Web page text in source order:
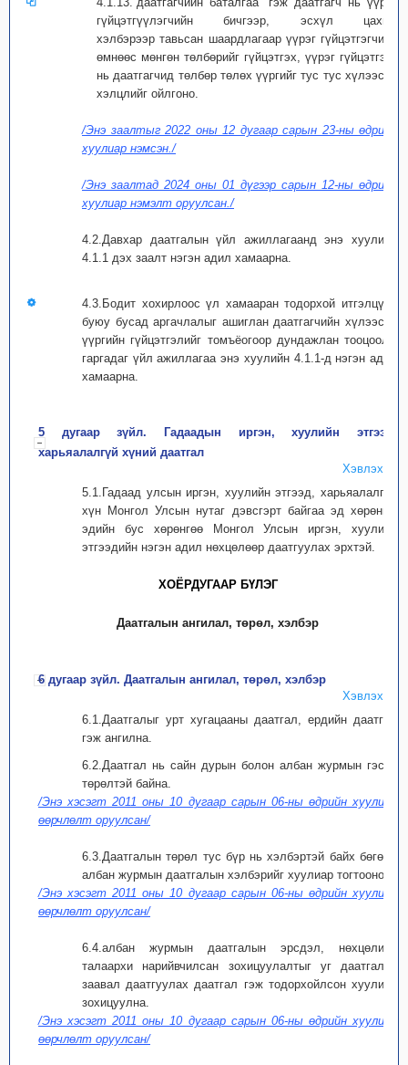
гүйцэтгүүлэгчийн бичгээр, эсхүл цахим
хэлбэрээр тавьсан шаардлагаар үүрэг гүйцэтгэгчийн
өмнөөс мөнгөн төлбөрийг гүйцэтгэх, үүрэг гүйцэтгэгч
нь даатгагчид төлбөр төлөх үүргийг тус тус хүлээсэн
хэлцлийг ойлгоно.
/Энэ заалтыг 2022 оны 12 дугаар сарын 23-ны өдрийн
хуулиар нэмсэн./
/Энэ заалтад 2024 оны 01 дүгээр сарын 12-ны өдрийн
хуулиар нэмэлт оруулсан./
4.2.Давхар даатгалын үйл ажиллагаанд энэ хуулийн
4.1.1 дэх заалт нэгэн адил хамаарна.
4.3.Бодит хохирлоос үл хамааран тодорхой итгэлцүүр
буюу бусад аргачлалыг ашиглан даатгагчийн хүлээсэн
үүргийн гүйцэтгэлийг томъёогоор дундажлан тооцоолж
гаргадаг үйл ажиллагаа энэ хуулийн 4.1.1-д нэгэн адил
хамаарна.
5 дугаар зүйл. Гадаадын иргэн, хуулийн этгээд,
харьяалалгүй хүний даатгал
Хэвлэх
5.1.Гадаад улсын иргэн, хуулийн этгээд, харьяалалгүй
хүн Монгол Улсын нутаг дэвсгэрт байгаа эд хөрөнгө,
эдийн бус хөрөнгөө Монгол Улсын иргэн, хуулийн
этгээдийн нэгэн адил нөхцөлөөр даатгуулах эрхтэй.
ХОЁРДУГААР БҮЛЭГ
Даатгалын ангилал, төрөл, хэлбэр
6 дугаар зүйл. Даатгалын ангилал, төрөл, хэлбэр
Хэвлэх
6.1.Даатгалыг урт хугацааны даатгал, ердийн даатгал
гэж ангилна.
6.2.Даатгал нь сайн дурын болон албан журмын гэсэн
төрөлтэй байна.
/Энэ хэсэгт 2011 оны 10 дугаар сарын 06-ны өдрийн хуулиар
өөрчлөлт оруулсан/
6.3.Даатгалын төрөл тус бүр нь хэлбэртэй байх бөгөөд
албан журмын даатгалын хэлбэрийг хуулиар тогтооно.
/Энэ хэсэгт 2011 оны 10 дугаар сарын 06-ны өдрийн хуулиар
өөрчлөлт оруулсан/
6.4.албан журмын даатгалын эрсдэл, нөхцөлийн
талаархи нарийвчилсан зохицуулалтыг уг даатгалыг
заавал даатгуулах даатгал гэж тодорхойлсон хуулиар
зохицуулна.
/Энэ хэсэгт 2011 оны 10 дугаар сарын 06-ны өдрийн хуулиар
өөрчлөлт оруулсан/